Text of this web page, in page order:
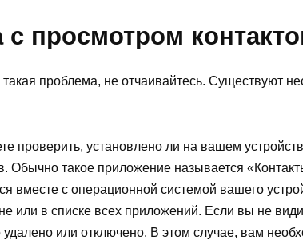
просмотром
такая проблема, не отчаивайтесь. Существуют
проверить, установлено ли на вашем
Обычно такое приложение называется
вместе с операционной системой вашего
или в списке всех приложений. Если вы не
или отключено. В этом случае, вам